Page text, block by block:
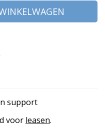
support
voor leasen.